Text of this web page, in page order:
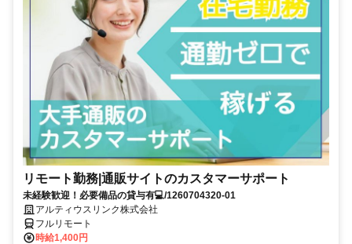
リモート勤務|通販サイトのカスタマーサポート
未経験歓迎！必要備品の貸与有💻/1260704320-01
アルティウスリンク株式会社
フルリモート
時給1,400円